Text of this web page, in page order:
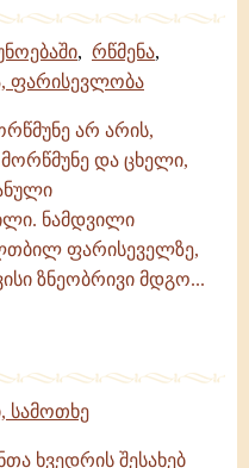
, რწმენა,
ფარისევლობა
არ არის,
და ცხელი,
ნამდვილი
ფარისეველზე,
ზნეობრივი მდგო...
სამოთხე
ხვედრის შესახებ